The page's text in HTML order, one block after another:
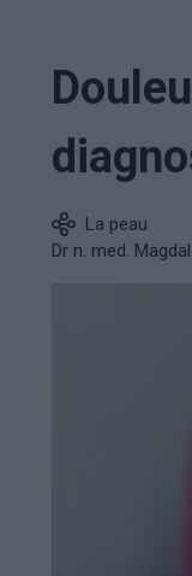
La peau
Dr n. med.